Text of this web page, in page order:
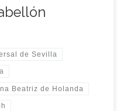
de Sevilla
Beatriz de Holanda